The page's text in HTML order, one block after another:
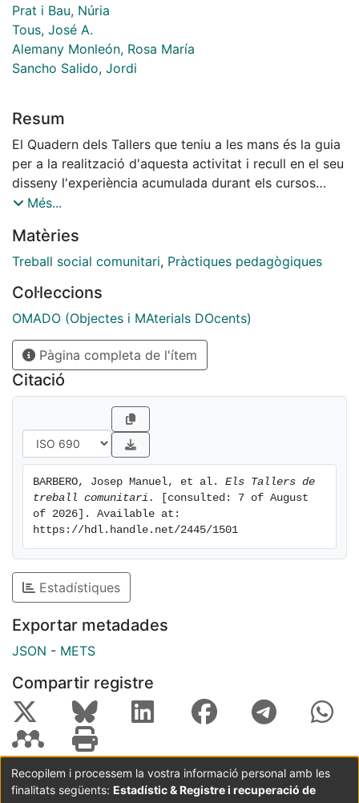
Prat i Bau, Núria
Tous, José A.
Alemany Monleón, Rosa María
Sancho Salido, Jordi
Resum
El Quadern dels Tallers que teniu a les mans és la guia
per a la realització d'aquesta activitat i recull en el seu
disseny l'experiència acumulada durant els cursos
2004-05 i 2005-06. El Quadern dels Tallers de treball
construcció d'una proposta d'innovació en la docència
de l'assignatura Treball Social Comunitari de
Barcelona. La pretensió dels autors és que el Tallers de
treball comunitari sigui un projecte obert a la
participació, una proposta que pot ser canviada i
completada per l'experiència dels propis estudiants i
per les seves capacitats de creativitat.
Més...
Matèries
Treball social comunitari, Pràctiques pedagògiques
Col·leccions
OMADO (Objectes i MAterials DOcents)
Pàgina completa de l'ítem
Citació
BARBERO, Josep Manuel, et al. Els Tallers de
treball comunitari.
[consulted: 7 of August
of 2026]. Available at:
https://hdl.handle.net/2445/1501
Estadístiques
Exportar metadades
JSON - METS
Compartir registre
Coordinació:CRAI UB Avís legal
Metadades
Recopilem i processem la vostra informació personal amb les
finalitats següents: Estadístic & Registre i recuperació de